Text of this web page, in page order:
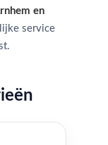
en
service